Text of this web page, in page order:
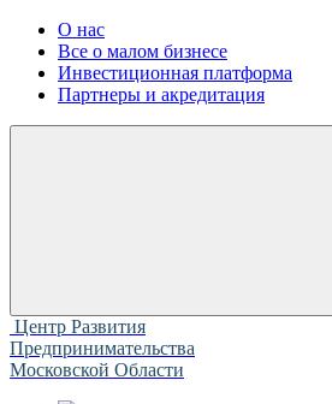
О нас
Все о малом бизнесе
Инвестиционная платформа
Партнеры и акредитация
Центр Развития
Предпринимательства
Московской Области